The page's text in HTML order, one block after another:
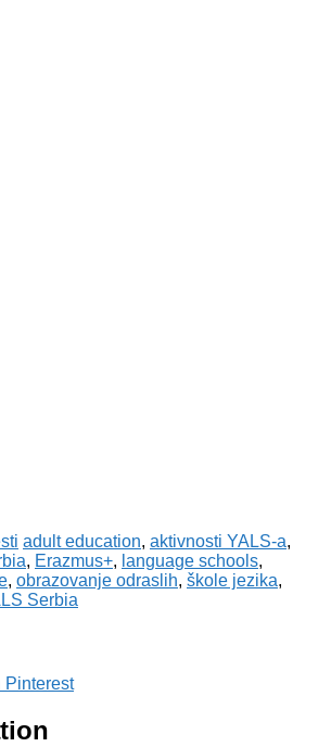
adult education, aktivnosti YALS-a,
, Erazmus+, language schools,
, obrazovanje odraslih, škole jezika,
Serbia
Pinterest